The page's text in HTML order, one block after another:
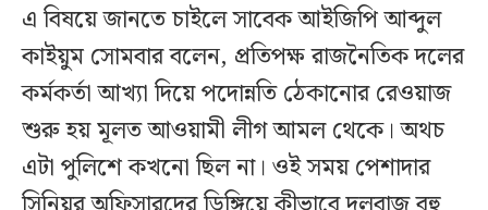
এ বিষয়ে জানতে চাইলে সাবেক আইজিপি আব্দুল
কাইয়ুম সোমবার বলেন, প্রতিপক্ষ রাজনৈতিক দলের
কর্মকর্তা আখ্যা দিয়ে পদোন্নতি ঠেকানোর রেওয়াজ
শুরু হয় মূলত আওয়ামী লীগ আমল থেকে। অথচ
এটা পুলিশে কখনো ছিল না। ওই সময় পেশাদার